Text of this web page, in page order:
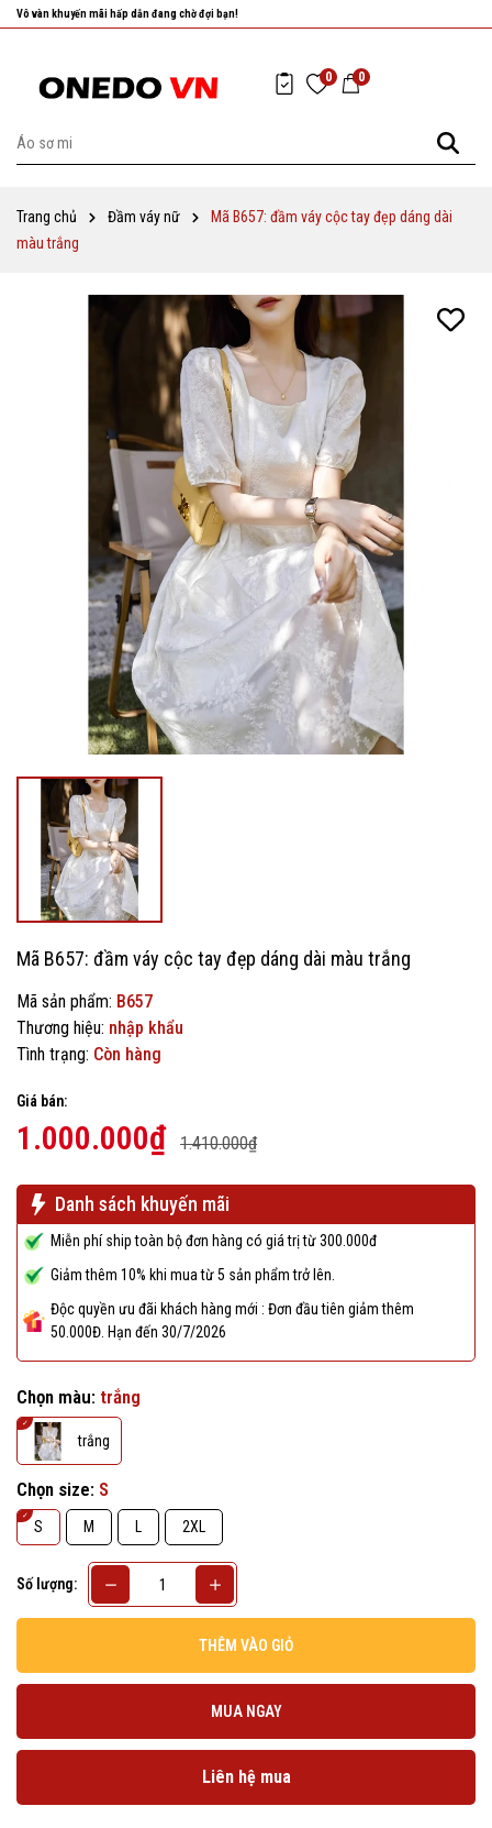
Vô vàn khuyến mãi hấp dẫn đang chờ đợi bạn!
0 0
Trang chủ Đầm váy nữ
Mã B657: đầm váy cộc tay đẹp dáng dài
màu trắng
Mã B657: đầm váy cộc tay đẹp dáng dài màu trắng
Mã sản phẩm: B657
Thương hiệu: nhập khẩu
Tình trạng: Còn hàng
Giá bán:
1.000.000₫ 1.410.000₫
Danh sách khuyến mãi
Miễn phí ship toàn bộ đơn hàng có giá trị từ 300.000đ
Giảm thêm 10% khi mua từ 5 sản phẩm trở lên.
Độc quyền ưu đãi khách hàng mới : Đơn đầu tiên giảm thêm
50.000Đ. Hạn đến 30/7/2026
Chọn màu: trắng
trắng
Chọn size: S
S M L 2XL
Số lượng:
THÊM VÀO GIỎ
MUA NGAY
Liên hệ mua